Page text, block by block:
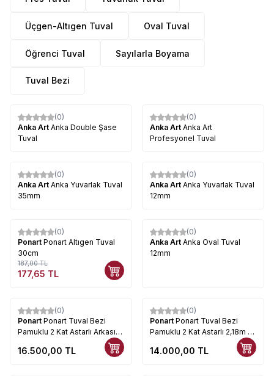
Üçgen-Altıgen Tuval Oval Tuval
Öğrenci Tuval Sayılarla Boyama
Tuval Bezi
(0)
Anka Art Anka Double Şase
Tuval
(0)
Anka Art Anka Art
Profesyonel Tuval
(0)
Anka Art Anka Yuvarlak Tuval
35mm
(0)
Anka Art Anka Yuvarlak Tuval
12mm
%5
(0)
Ponart Ponart Altıgen Tuval
30cm
187,00TL
177,65 TL
(0)
Anka Art Anka Oval Tuval
12mm
(0)
Ponart Ponart Tuval Bezi
Pamuklu 2 Kat Astarlı Arkası
Kahve 2,18m x 10mt PBR-2120
16.500,00 TL
(0)
Ponart Ponart Tuval Bezi
Pamuklu 2 Kat Astarlı 2,18m x
14.000,00 TL